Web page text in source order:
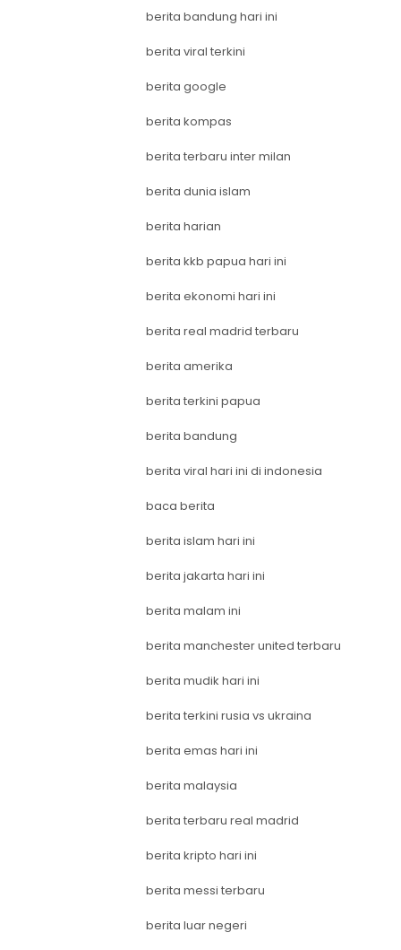
berita bandung hari ini
berita viral terkini
berita google
berita kompas
berita terbaru inter milan
berita dunia islam
berita harian
berita kkb papua hari ini
berita ekonomi hari ini
berita real madrid terbaru
berita amerika
berita terkini papua
berita bandung
berita viral hari ini di indonesia
baca berita
berita islam hari ini
berita jakarta hari ini
berita malam ini
berita manchester united terbaru
berita mudik hari ini
berita terkini rusia vs ukraina
berita emas hari ini
berita malaysia
berita terbaru real madrid
berita kripto hari ini
berita messi terbaru
berita luar negeri